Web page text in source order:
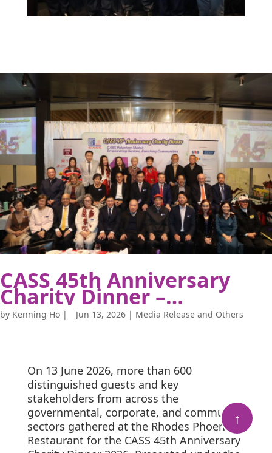
CASS 45th Anniversary
Charity Dinner –
Champions the Power of
Volunteering among
by Kenning Ho | Jun 13, 2026 | Media Release and Others
On 13 June 2026, more than 600
distinguished guests and key
stakeholders from across the
governmental, corporate, and community
sectors gathered at the Rhodes Phoenix
Restaurant for the CASS 45th Anniversary
↑